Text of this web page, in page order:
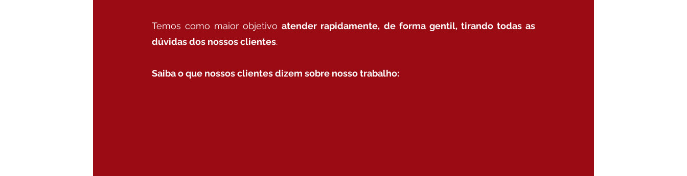
Temos como maior objetivoatender rapidamente, de forma gentil, tirando todas as
dúvidas dos nossos clientes.
Saiba o que nossos clientes dizem sobre nosso trabalho: